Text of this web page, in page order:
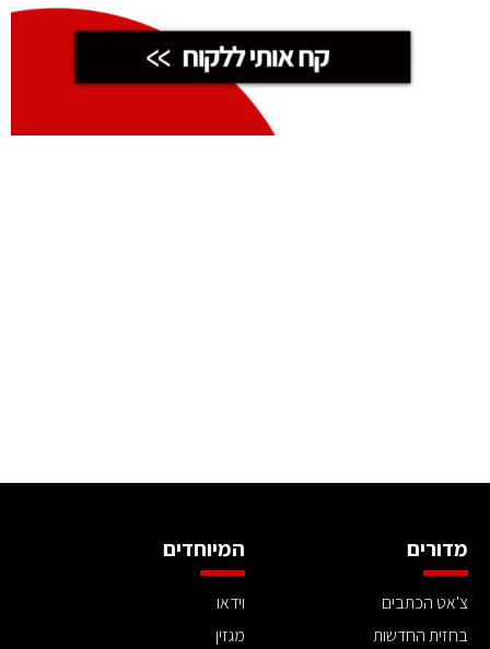
מדורים
צ'אט הכתבים
בחזית החדשות
המיוחדים
וידאו
מגזין